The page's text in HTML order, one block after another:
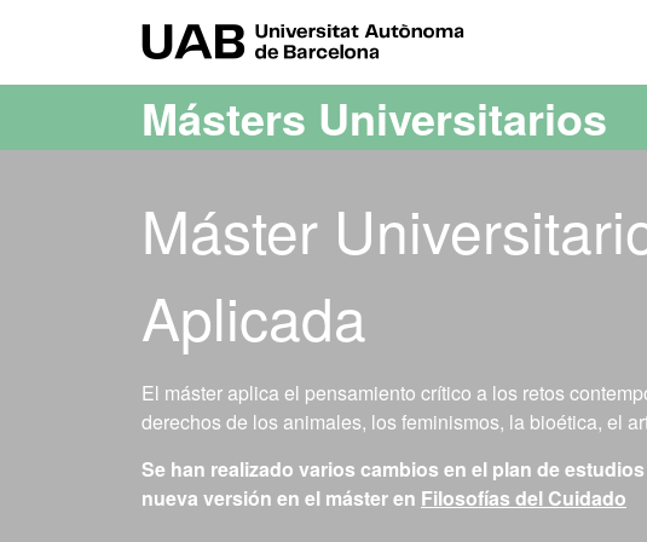
Másters Universitarios
Máster
Aplicada
El máster aplica el pensamiento crítico a los retos
derechos de los animales, los feminismos, la bioética, el
Se han realizado varios cambios en el plan de
nueva versión en el máster en Filosofías del Cuidado